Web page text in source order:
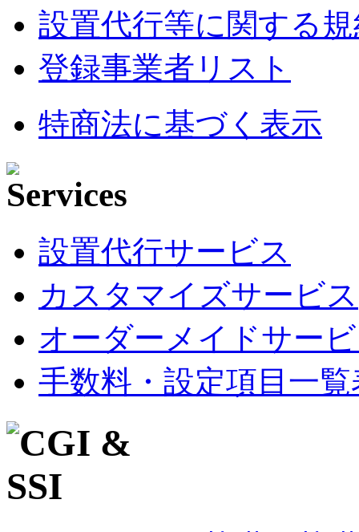
設置代行等に関する
登録事業者リスト
特商法に基づく表示
設置代行サービス
カスタマイズサービス
オーダーメイドサー
手数料・設定項目一覧